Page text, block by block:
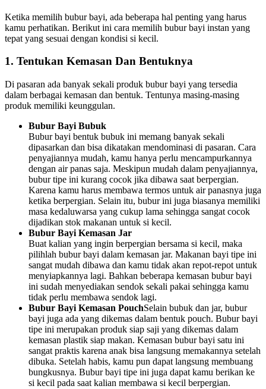
Ketika memilih bubur bayi, ada beberapa hal penting yang harus
kamu perhatikan. Berikut ini cara memilih bubur bayi instan yang
tepat yang sesuai dengan kondisi si kecil.
1. Tentukan Kemasan Dan Bentuknya
Di pasaran ada banyak sekali produk bubur bayi yang tersedia
dalam berbagai kemasan dan bentuk. Tentunya masing-masing
produk memiliki keunggulan.
Bubur Bayi Bubuk
Bubur bayi bentuk bubuk ini memang banyak sekali
dipasarkan dan bisa dikatakan mendominasi di pasaran. Cara
penyajiannya mudah, kamu hanya perlu mencampurkannya
dengan air panas saja. Meskipun mudah dalam penyajiannya,
bubur tipe ini kurang cocok jika dibawa saat berpergian.
Karena kamu harus membawa termos untuk air panasnya juga
ketika berpergian. Selain itu, bubur ini juga biasanya memiliki
masa kedaluwarsa yang cukup lama sehingga sangat cocok
dijadikan stok makanan untuk si kecil.
Bubur Bayi Kemasan Jar
Buat kalian yang ingin berpergian bersama si kecil, maka
pilihlah bubur bayi dalam kemasan jar. Makanan bayi tipe ini
sangat mudah dibawa dan kamu tidak akan repot-repot untuk
menyiapkannya lagi. Bahkan beberapa kemasan bubur bayi
ini sudah menyediakan sendok sekali pakai sehingga kamu
tidak perlu membawa sendok lagi.
Bubur Bayi Kemasan PouchSelain bubuk dan jar, bubur
bayi juga ada yang dikemas dalam bentuk pouch. Bubur bayi
tipe ini merupakan produk siap saji yang dikemas dalam
kemasan plastik siap makan. Kemasan bubur bayi satu ini
sangat praktis karena anak bisa langsung memakannya setelah
dibuka. Setelah habis, kamu pun dapat langsung membuang
bungkusnya. Bubur bayi tipe ini juga dapat kamu berikan ke
si kecil pada saat kalian membawa si kecil berpergian.